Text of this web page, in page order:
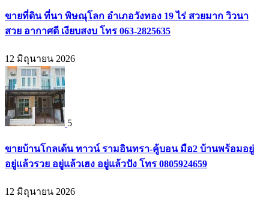
ขายที่ดิน ที่นา พิษณุโลก อำเภอวังทอง 19 ไร่ สวยมาก วิวนา
สวย อากาศดี เงียบสงบ โทร 063-2825635
12 มิถุนายน 2026
5
ขายบ้านโกลเด้น ทาวน์ รามอินทรา-คู้บอน มือ2 บ้านพร้อมอยู่
อยู่แล้วรวย อยู่แล้วเฮง อยู่แล้วปัง โทร 0805924659
12 มิถุนายน 2026